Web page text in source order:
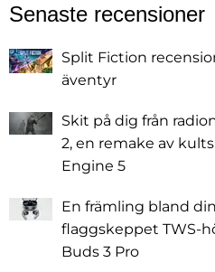
Senaste recensioner
Split Fiction
äventyr
Skit på dig från
2, en remake av
Engine 5
En främling bland
flaggskeppet TWS-
Buds 3 Pro